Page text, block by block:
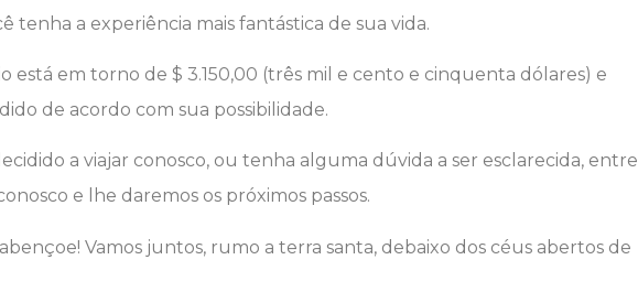
tenha a experiência mais fantástica de sua vida.
está em torno de $ 3.150,00 (três mil e cento e cinquenta dólares) e
de acordo com sua possibilidade.
a viajar conosco, ou tenha alguma dúvida a ser esclarecida, entre
e lhe daremos os próximos passos.
Vamos juntos, rumo a terra santa, debaixo dos céus abertos de